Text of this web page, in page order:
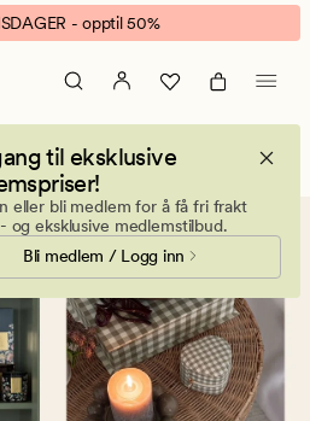
- opptil 50%
til eksklusive
eller bli medlem for å få fri frakt
og eksklusive medlemstilbud.
Bli medlem / Logg inn